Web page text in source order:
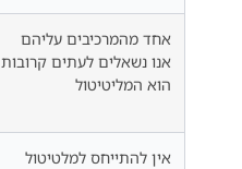
אחד מהמרכיבים עליהם
אנו נשאלים לעתים קרובות
הוא המליטיטול
אין להתייחס למלטיטול